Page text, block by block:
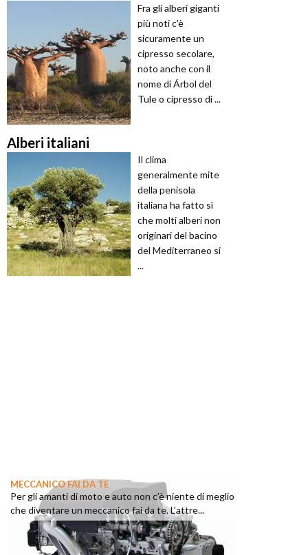
Fra gli alberi giganti
più noti c'è
sicuramente un
cipresso secolare,
noto anche con il
nome di Árbol del
Tule o cipresso di ...
Alberi italiani
Il clima
generalmente mite
della penisola
italiana ha fatto sì
che molti alberi non
originari del bacino
del Mediterraneo si
...
MECCANICO FAI DA TE
Per gli amanti di moto e auto non c’è niente di meglio
che diventare un meccanico fai da te. L’attre...